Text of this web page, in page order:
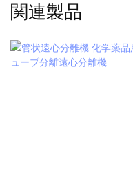
関連製品